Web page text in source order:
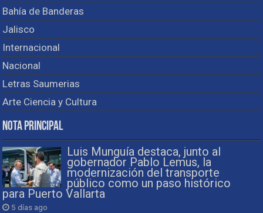
Bahía de Banderas
Jalisco
Internacional
Nacional
Letras Saumerias
Arte Ciencia y Cultura
Nota Principal
Luis Munguía destaca, junto al
gobernador Pablo Lemus, la
modernización del transporte
público como un paso histórico
para Puerto Vallarta
5 días ago